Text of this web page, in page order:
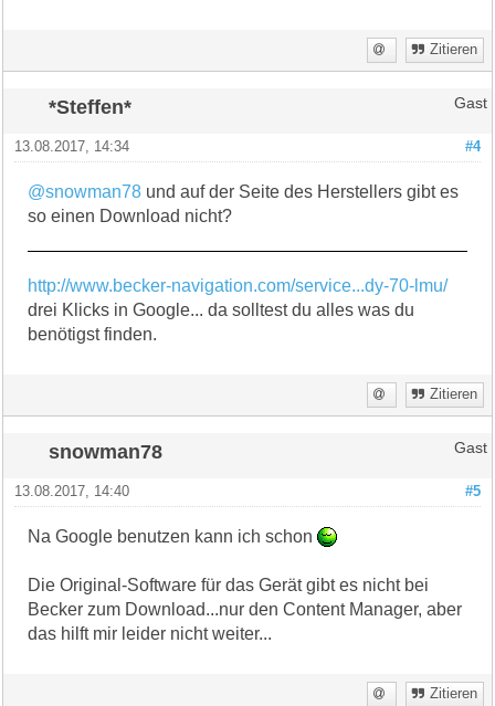
Zitieren
*Steffen* Gast
#4
13.08.2017, 14:34
@snowman78 und auf der Seite des Herstellers gibt es
so einen Download nicht?
http://www.becker-navigation.com/service...dy-70-lmu/
drei Klicks in Google... da solltest du alles was du
benötigst finden.
Zitieren
snowman78 Gast
#5
13.08.2017, 14:40
Na Google benutzen kann ich schon
Die Original-Software für das Gerät gibt es nicht bei
Becker zum Download...nur den Content Manager, aber
das hilft mir leider nicht weiter...
Zitieren